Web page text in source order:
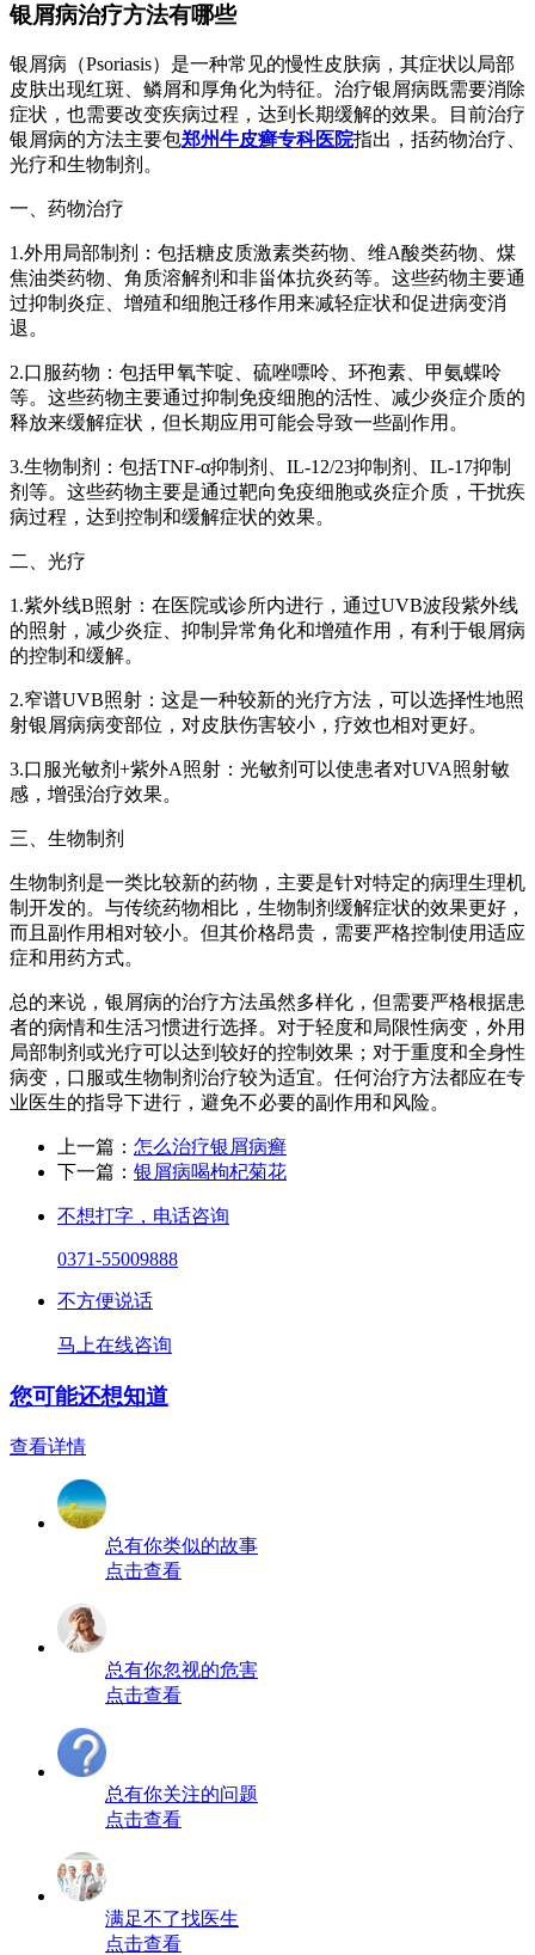
银屑病治疗方法有哪些
银屑病（Psoriasis）是一种常见的慢性皮肤病，其症状以局部
皮肤出现红斑、鳞屑和厚角化为特征。治疗银屑病既需要消除
症状，也需要改变疾病过程，达到长期缓解的效果。目前治疗
银屑病的方法主要包郑州牛皮癣专科医院指出，括药物治疗、
光疗和生物制剂。
一、药物治疗
1.外用局部制剂：包括糖皮质激素类药物、维A酸类药物、煤
焦油类药物、角质溶解剂和非甾体抗炎药等。这些药物主要通
过抑制炎症、增殖和细胞迁移作用来减轻症状和促进病变消
退。
2.口服药物：包括甲氧苄啶、硫唑嘌呤、环孢素、甲氨蝶呤
等。这些药物主要通过抑制免疫细胞的活性、减少炎症介质的
释放来缓解症状，但长期应用可能会导致一些副作用。
3.生物制剂：包括TNF-α抑制剂、IL-12/23抑制剂、IL-17抑制
剂等。这些药物主要是通过靶向免疫细胞或炎症介质，干扰疾
病过程，达到控制和缓解症状的效果。
二、光疗
1.紫外线B照射：在医院或诊所内进行，通过UVB波段紫外线
的照射，减少炎症、抑制异常角化和增殖作用，有利于银屑病
的控制和缓解。
2.窄谱UVB照射：这是一种较新的光疗方法，可以选择性地照
射银屑病病变部位，对皮肤伤害较小，疗效也相对更好。
3.口服光敏剂+紫外A照射：光敏剂可以使患者对UVA照射敏
感，增强治疗效果。
三、生物制剂
生物制剂是一类比较新的药物，主要是针对特定的病理生理机
制开发的。与传统药物相比，生物制剂缓解症状的效果更好，
而且副作用相对较小。但其价格昂贵，需要严格控制使用适应
症和用药方式。
总的来说，银屑病的治疗方法虽然多样化，但需要严格根据患
者的病情和生活习惯进行选择。对于轻度和局限性病变，外用
局部制剂或光疗可以达到较好的控制效果；对于重度和全身性
病变，口服或生物制剂治疗较为适宜。任何治疗方法都应在专
业医生的指导下进行，避免不必要的副作用和风险。
上一篇： 怎么治疗银屑病癣
下一篇： 银屑病喝枸杞菊花
不想打字，电话咨询
0371-55009888
不方便说话
马上在线咨询
您可能还想知道
查看详情
总有你类似的故事
点击查看
总有你忽视的危害
点击查看
总有你关注的问题
点击查看
满足不了找医生
点击查看